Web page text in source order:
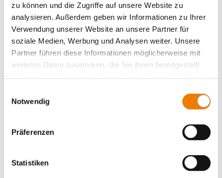
zu können und die Zugriffe auf unsere Website zu
analysieren. Außerdem geben wir Informationen zu Ihrer
Verwendung unserer Website an unsere Partner für
soziale Medien, Werbung und Analysen weiter. Unsere
Partner führen diese Informationen möglicherweise mit
weiteren Daten zusammen, die Sie ihnen bereitgestellt
Notwendig
Präferenzen
Statistiken
Lasttrennschalter für D0-Sicherungen bis 63 A